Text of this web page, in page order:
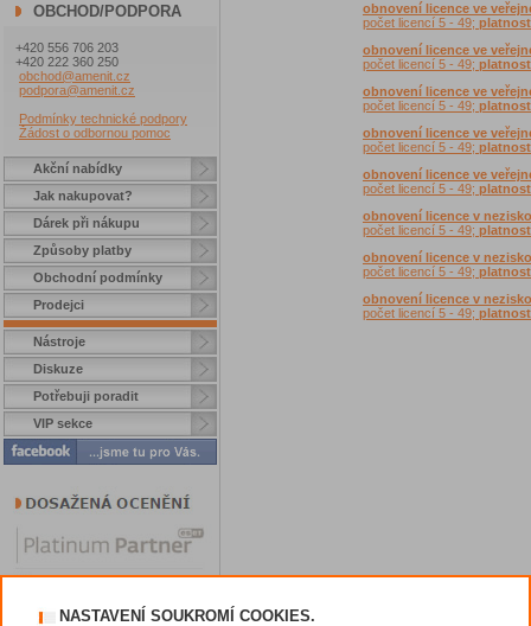
OBCHOD/PODPORA
+420 556 706 203
+420 222 360 250
obchod@amenit.cz
podpora@amenit.cz
Podmínky technické podpory
Žádost o odbornou pomoc
Akční nabídky
Jak nakupovat?
Dárek při nákupu
Způsoby platby
Obchodní podmínky
Prodejci
Nástroje
Diskuze
Potřebuji poradit
VIP sekce
obnovení licence ve
počet licencí 5 - 49;
obnovení licence ve
počet licencí 5 - 49;
obnovení licence ve
počet licencí 5 - 49;
obnovení licence ve
počet licencí 5 - 49;
obnovení licence ve
počet licencí 5 - 49;
obnovení licence v
počet licencí 5 - 49;
obnovení licence v
počet licencí 5 - 49;
obnovení licence v
počet licencí 5 - 49;
NASTAVENÍ SOUKROMÍ COOKIES.